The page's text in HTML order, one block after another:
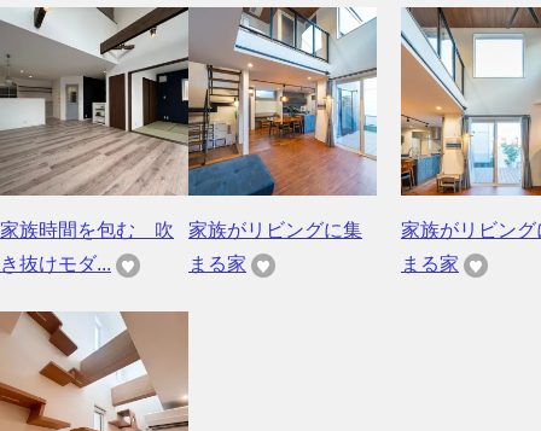
家族時間を包む 吹
き抜けモダ...
家族がリビングに集
まる家
家族がリビング
まる家